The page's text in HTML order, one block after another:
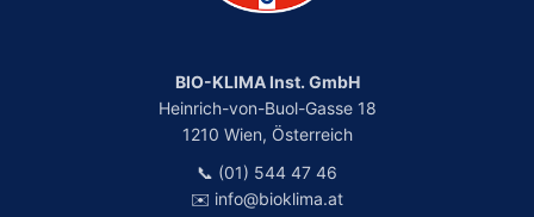
BIO-KLIMA Inst. GmbH
Heinrich-von-Buol-Gasse 18
1210 Wien, Österreich
📞 (01) 544 47 46
✉️ info@bioklima.at